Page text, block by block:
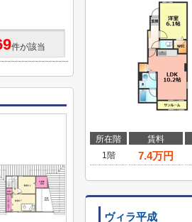
所在階 賃料
1階
7.4万円
ヴィラ平成
件が該当